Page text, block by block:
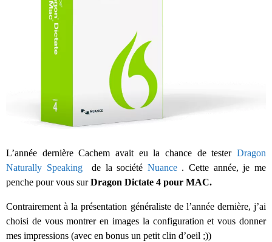
L’année dernière Cachem avait eu la chance de tester Dragon
Naturally Speaking
de la société Nuance. Cette année, je me
penche pour vous surDragon Dictate 4 pour MAC.
Contrairement à la présentation généraliste de l’année dernière, j’ai
choisi de vous montrer en images la configuration et vous donner
mes impressions (avec en bonus un petit clin d’oeil ;))